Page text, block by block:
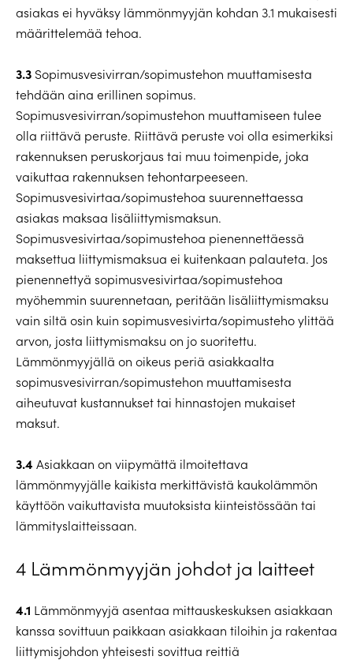
asiakas ei hyväksy lämmönmyyjän kohdan 3.1 mukaisesti
määrittelemää tehoa.
3.3 Sopimusvesivirran/sopimustehon muuttamisesta
tehdään aina erillinen sopimus.
Sopimusvesivirran/sopimustehon muuttamiseen tulee
olla riittävä peruste. Riittävä peruste voi olla esimerkiksi
rakennuksen peruskorjaus tai muu toimenpide, joka
vaikuttaa rakennuksen tehontarpeeseen.
Sopimusvesivirtaa/sopimustehoa suurennettaessa
asiakas maksaa lisäliittymismaksun.
Sopimusvesivirtaa/sopimustehoa pienennettäessä
maksettua liittymismaksua ei kuitenkaan palauteta. Jos
pienennettyä sopimusvesivirtaa/sopimustehoa
myöhemmin suurennetaan, peritään lisäliittymismaksu
vain siltä osin kuin sopimusvesivirta/sopimusteho ylittää
arvon, josta liittymismaksu on jo suoritettu.
Lämmönmyyjällä on oikeus periä asiakkaalta
sopimusvesivirran/sopimustehon muuttamisesta
aiheutuvat kustannukset tai hinnastojen mukaiset
maksut.
3.4 Asiakkaan on viipymättä ilmoitettava
lämmönmyyjälle kaikista merkittävistä kaukolämmön
käyttöön vaikuttavista muutoksista kiinteistössään tai
lämmityslaitteissaan.
4 Lämmönmyyjän johdot ja laitteet
4.1 Lämmönmyyjä asentaa mittauskeskuksen asiakkaan
kanssa sovittuun paikkaan asiakkaan tiloihin ja rakentaa
liittymisjohdon yhteisesti sovittua reittiä